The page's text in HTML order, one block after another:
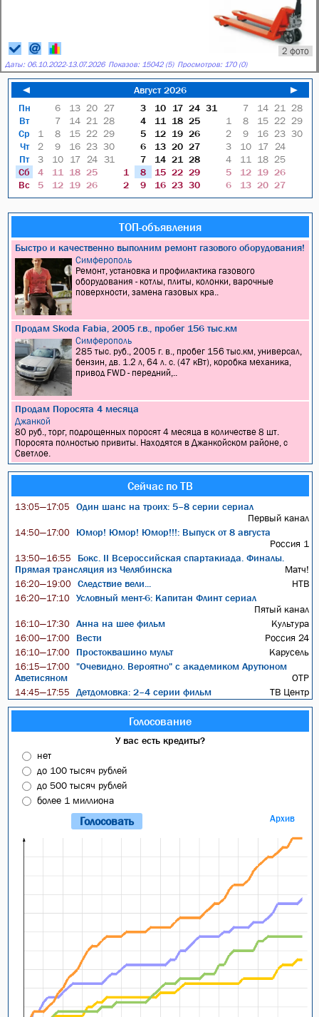
2 фото
Даты: 06.10.2022-13.07.2026 Показов: 15042 (5) Просмотров: 170 (0)
◄ Август 2026
►
Пн
Вт
Ср
Чт
Пт
Сб
Вс
6 13 20
27
7
14 21
28
1
8 15 22 29
2
9 16 23 30
3
10 17 24 31
4
11 18 25
5
12 19 26
3 10 17 24 31
4
11 18 25
5
12 19 26
6
13 20 27
7
14 21
28
1
8 15 22 29
2
9 16 23 30
7 14 21
28
1
8 15 22 29
2
9 16 23 30
3
10 17
24
4
11 18 25
5
12 19 26
6
13 20 27
ТОП-объявления
Быстро и качественно выполним ремонт газового оборудования!
Симферополь
Ремонт, установка и профилактика газового
оборудования - котлы, плиты, колонки, варочные
поверхности, замена газовых кра..
Продам Skoda Fabia, 2005 г.в., пробег 156 тыс.км
Симферополь
285 тыс. руб., 2005 г. в., пробег 156 тыс.км, универсал,
бензин, дв. 1.2 л, 64 л. с. (47 кВт), коробка механика,
привод FWD - передний,..
Продам Поросята 4 месяца
Джанкой
80 руб., торг, подрощенных поросят 4 месяца в количестве 8 шт.
Поросята полностью привиты. Находятся в Джанкойском районе, с
Светлое.
Сейчас по ТВ
13:05—17:05
Один шанс на троих: 5–8 серии сериал
Первый канал
14:50—17:00
Юмор! Юмор! Юмор!!!: Выпуск от 8 августа
Россия 1
13:50—16:55
Бокс. II Всероссийская спартакиада. Финалы.
Прямая трансляция из Челябинска
Матч!
16:20—19:00 Следствие вели... НТВ
16:20—17:10
Условный мент-6: Капитан Флинт сериал
Пятый канал
16:10—17:30 Анна на шее фильм Культура
16:00—17:00 Вести Россия 24
16:10—17:00 Простоквашино мульт Карусель
16:15—17:00
"Очевидно. Вероятно" с академиком Арутюном
Аветисяном
ОТР
14:45—17:55 Детдомовка: 2–4 серии фильм ТВ Центр
Голосование
У вас есть кредиты?
нет
до 100 тысяч рублей
до 500 тысяч рублей
более 1 миллиона
Архив